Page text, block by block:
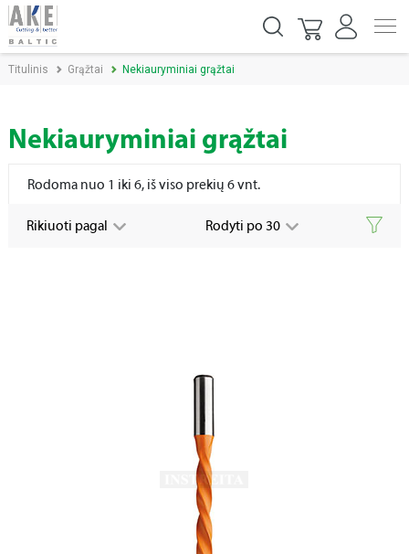
Titulinis Grąžtai Nekiauryminiai grąžtai
Nekiauryminiai grąžtai
Rodoma nuo 1 iki 6, iš viso prekių 6 vnt.
Rikiuoti pagal Rodyti po 30